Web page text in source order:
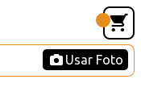
Usar Foto